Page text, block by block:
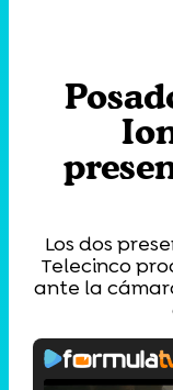
Los dos
Telecinco
ante la